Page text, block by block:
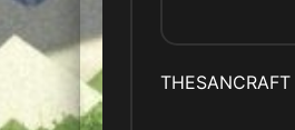
THESANCRAFT